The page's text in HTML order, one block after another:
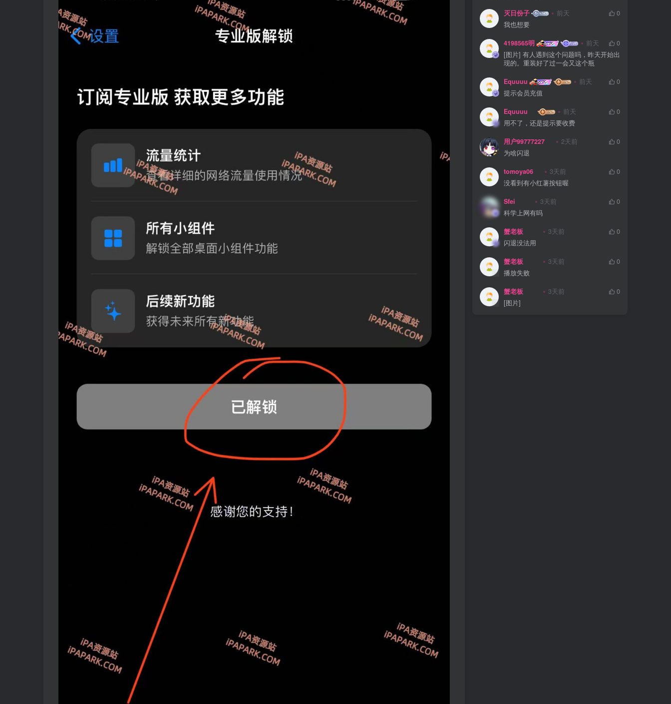
灭日份子 前天
0
我也想要
4198565明 前天
0
[图片] 有人遇到这个问题吗，昨天开始出
现的。重装好了过一会又这个瓶
Equuuu 前天
0
提示会员充值
Equuuu
0
用不了，还是提示要收费
用户99777227 2天前
0
为啥闪退
tomoya06 3天前
0
没看到有小红薯按钮喔
Sfei
0
科学上网有吗
蟹老板
0
闪退没法用
蟹老板 3天前
0
播放失败
蟹老板 3天前
0
[图片]